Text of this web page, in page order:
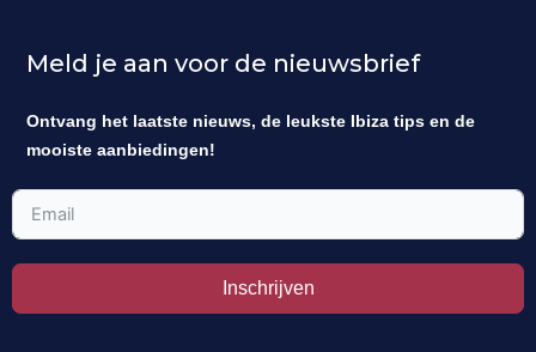
Meld je aan voor de nieuwsbrief
Ontvang het laatste nieuws, de leukste Ibiza tips en de
mooiste aanbiedingen!
Inschrijven